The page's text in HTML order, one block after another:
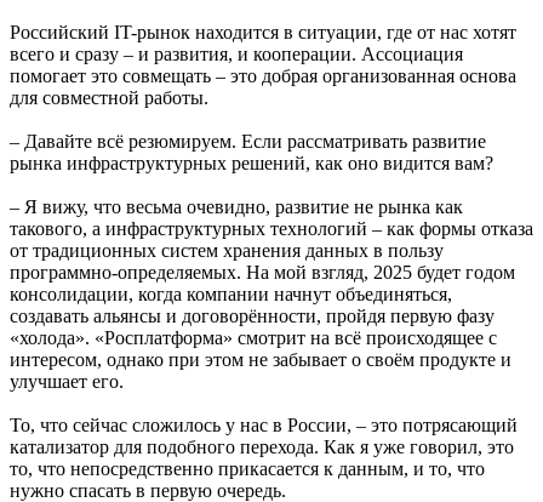
Российский IT-рынок находится в ситуации, где от нас хотят
всего и сразу – и развития, и кооперации. Ассоциация
помогает это совмещать – это добрая организованная основа
для совместной работы.
– Давайте всё резюмируем. Если рассматривать развитие
рынка инфраструктурных решений, как оно видится вам?
– Я вижу, что весьма очевидно, развитие не рынка как
такового, а инфраструктурных технологий – как формы отказа
от традиционных систем хранения данных в пользу
программно-определяемых. На мой взгляд, 2025 будет годом
консолидации, когда компании начнут объединяться,
создавать альянсы и договорённости, пройдя первую фазу
«холода». «Росплатформа» смотрит на всё происходящее с
интересом, однако при этом не забывает о своём продукте и
улучшает его.
То, что сейчас сложилось у нас в России, – это потрясающий
катализатор для подобного перехода. Как я уже говорил, это
то, что непосредственно прикасается к данным, и то, что
нужно спасать в первую очередь.